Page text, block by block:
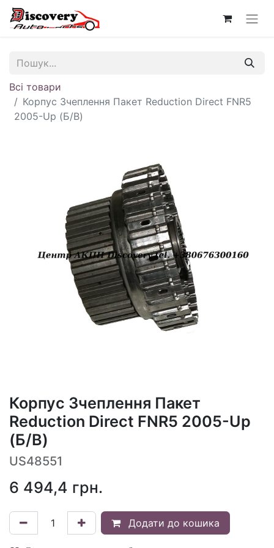
Всі товари
Корпус Зчеплення Пакет Reduction Direct FNR5
2005-Up (Б/В)
Корпус Зчеплення Пакет
Reduction Direct FNR5 2005-Up
(Б/В)
US48551
6 494,4 грн.
Додати до кошика